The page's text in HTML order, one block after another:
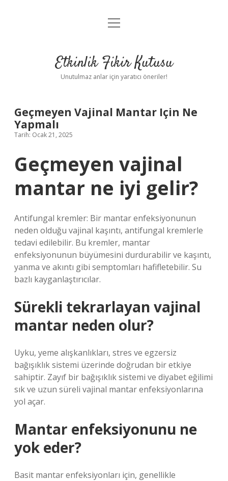
Anasayfa
Yasal Uyarı
menüyü
Etkinlik Fikir Kutusu
Unutulmaz anlar için yaratıcı öneriler!
Geçmeyen Vajinal Mantar Için Ne
Yapmalı
Tarih: Ocak 21, 2025
Geçmeyen vajinal
mantar ne iyi gelir?
Antifungal kremler: Bir mantar enfeksiyonunun
neden olduğu vajinal kaşıntı, antifungal kremlerle
tedavi edilebilir. Bu kremler, mantar
enfeksiyonunun büyümesini durdurabilir ve kaşıntı,
yanma ve akıntı gibi semptomları hafifletebilir. Su
bazlı kayganlaştırıcılar.
Sürekli tekrarlayan vajinal
mantar neden olur?
Uyku, yeme alışkanlıkları, stres ve egzersiz
bağışıklık sistemi üzerinde doğrudan bir etkiye
sahiptir. Zayıf bir bağışıklık sistemi ve diyabet eğilimi
sık ve uzun süreli vajinal mantar enfeksiyonlarına
yol açar.
Mantar enfeksiyonunu ne
yok eder?
Basit mantar enfeksiyonları için, genellikle